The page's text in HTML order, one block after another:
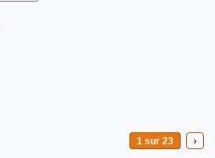
1 sur 23 ›